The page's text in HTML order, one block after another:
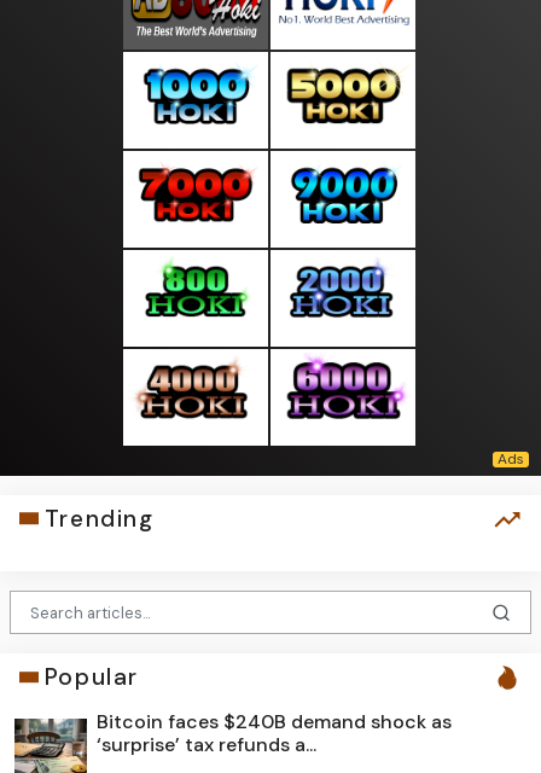
Trending
Popular
Bitcoin faces $240B demand shock as
‘surprise’ tax refunds a...